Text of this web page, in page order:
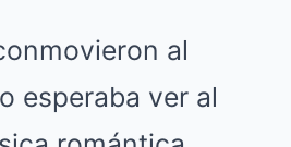
al
esperaba ver al